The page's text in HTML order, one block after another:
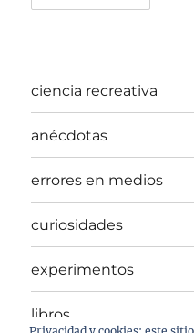
ciencia recreativa
anécdotas
errores en medios
curiosidades
experimentos
libros